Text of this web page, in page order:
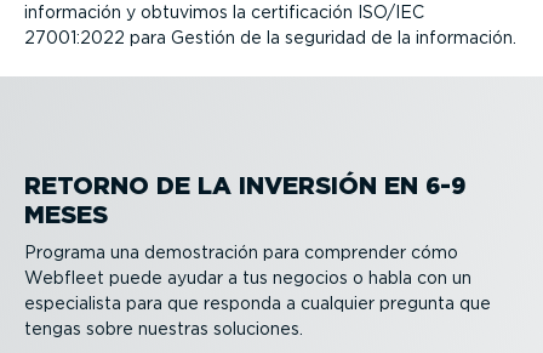
información y obtuvimos la certi­fi­cación ISO/IEC
27001:2022 para Gestión de la seguridad de la información.
RETORNO DE LA INVERSIÓN EN 6-9
MESES
Programa una demos­tración para comprender cómo
Webfleet puede ayudar a tus negocios o habla con un
especia­lista para que responda a cualquier pregunta que
tengas sobre nuestras soluciones.